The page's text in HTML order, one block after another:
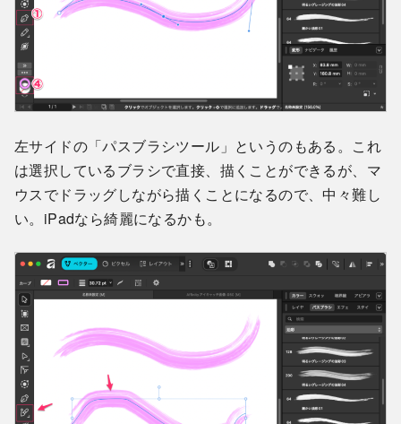
左サイドの「パスブラシツール」というのもある。これ
は選択しているブラシで直接、描くことができるが、マ
ウスでドラッグしながら描くことになるので、中々難し
い。iPadなら綺麗になるかも。